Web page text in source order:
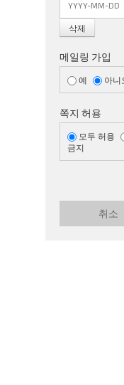
메일링 가입
예 아니
쪽지 허용
모두 허용
금지
취소